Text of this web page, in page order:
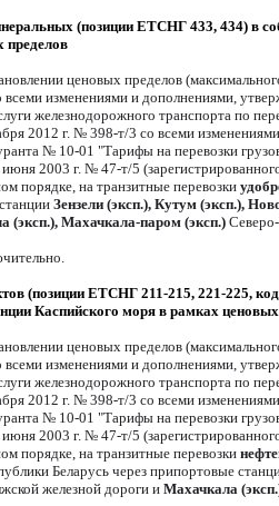
(позиции ЕТСНГ 433, 434) в
пределов
ценовых пределов
всеми изменениями и дополнениями,
железнодорожного транспорта по
2012 г. № 398-т/3 со всеми
№ 10-01 "Тарифы на перевозки
2003 г. № 47-т/5
порядке, на транзитные перевозки
Зензели (эксп.), Кутум (эксп.),
(эксп.), Махачкала-паром (эксп.)
(позиции ЕТСНГ 211-215, 221-225,
Каспийского моря в рамках
ценовых пределов
всеми изменениями и дополнениями,
железнодорожного транспорта по
2012 г. № 398-т/3 со всеми
№ 10-01 "Тарифы на перевозки
2003 г. № 47-т/5
порядке, на транзитные перевозки
Беларусь через припортовые
железной дороги иМахачкала